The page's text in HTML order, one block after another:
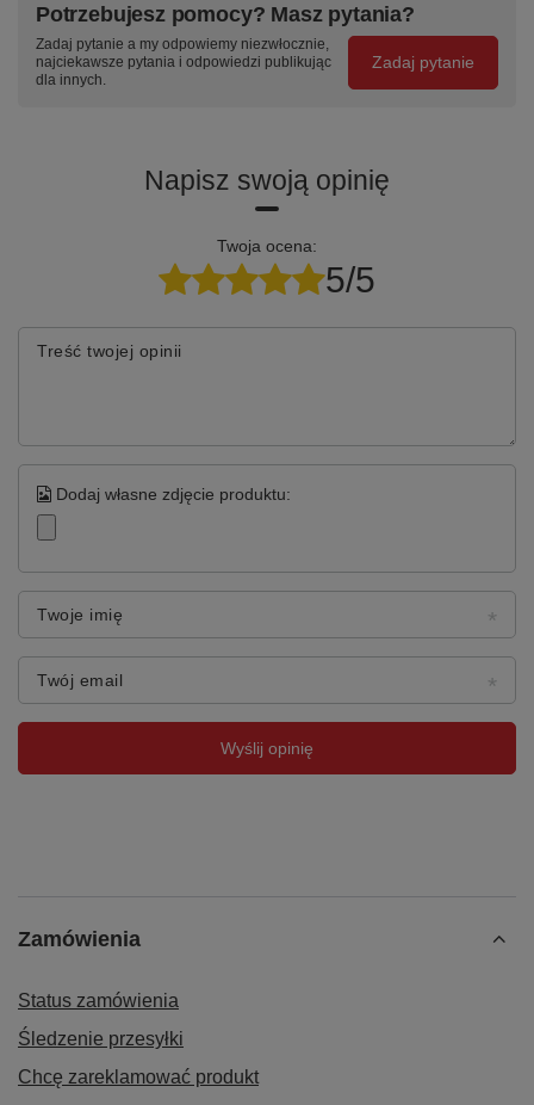
Potrzebujesz pomocy? Masz pytania?
Zadaj pytanie a my odpowiemy niezwłocznie,
najciekawsze pytania i odpowiedzi publikując
dla innych.
Zadaj pytanie
Napisz swoją opinię
Twoja ocena:
5/5
Treść twojej opinii
Dodaj własne zdjęcie produktu:
Twoje imię
Twój email
Wyślij opinię
Zamówienia
Status zamówienia
Śledzenie przesyłki
Chcę zareklamować produkt